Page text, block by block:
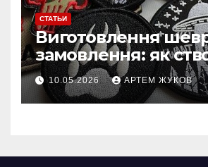
СТАТЬИ
Виготовлення
замовлення: як
власний дизайн
10.05.2026 АРТЕМ ЖУКОВ